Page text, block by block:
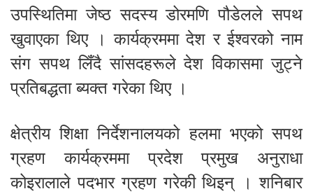
उपस्थितिमा जेष्ठ सदस्य डोरमणि पौडेलले सपथ
खुवाएका थिए । कार्यक्रममा देश र ईश्वरको नाम
संग सपथ लिँदै सांसदहरूले देश विकासमा जुट्ने
प्रतिबद्धता ब्यक्त गरेका थिए ।
क्षेत्रीय शिक्षा निर्देशनालयको हलमा भएको सपथ
ग्रहण कार्यक्रममा प्रदेश प्रमुख अनुराधा
कोइरालाले पदभार ग्रहण गरेकी थिइन् । शनिबार